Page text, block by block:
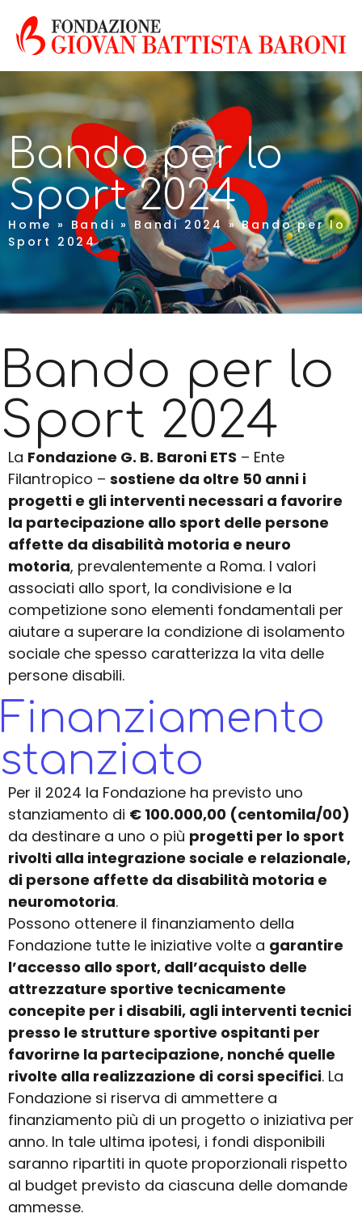
Bando per lo
Sport 2024
Home » Bandi » Bandi 2024 »Bando per lo
Sport 2024
Bando per lo
Sport 2024
La Fondazione G. B. Baroni ETS – Ente
Filantropico – sostiene da oltre 50 anni i
progetti e gli interventi necessari a favorire
la partecipazione allo sport delle persone
affette da disabilità motoria e neuro
motoria, prevalentemente a Roma. I valori
associati allo sport, la condivisione e la
competizione sono elementi fondamentali per
aiutare a superare la condizione di isolamento
sociale che spesso caratterizza la vita delle
persone disabili.
Finanziamento
stanziato
Per il 2024 la Fondazione ha previsto uno
stanziamento di € 100.000,00 (centomila/00)
da destinare a uno o più progetti per lo sport
rivolti alla integrazione sociale e relazionale,
di persone affette da disabilità motoria e
neuromotoria.
Possono ottenere il finanziamento della
Fondazione tutte le iniziative volte a garantire
l’accesso allo sport, dall’acquisto delle
attrezzature sportive tecnicamente
concepite per i disabili, agli interventi tecnici
presso le strutture sportive ospitanti per
favorirne la partecipazione, nonché quelle
rivolte alla realizzazione di corsi specifici. La
Fondazione si riserva di ammettere a
finanziamento più di un progetto o iniziativa per
anno. In tale ultima ipotesi, i fondi disponibili
saranno ripartiti in quote proporzionali rispetto
al budget previsto da ciascuna delle domande
ammesse.